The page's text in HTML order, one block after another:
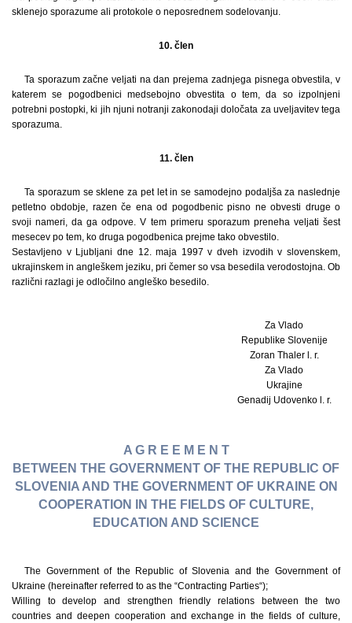
sklenejo sporazume ali protokole o neposrednem sodelovanju.
10. člen
Ta sporazum začne veljati na dan prejema zadnjega pisnega obvestila, v
katerem se pogodbenici medsebojno obvestita o tem, da so izpolnjeni
potrebni postopki, ki jih njuni notranji zakonodaji določata za uveljavitev tega
sporazuma.
11. člen
Ta sporazum se sklene za pet let in se samodejno podaljša za naslednje
petletno obdobje, razen če ena od pogodbenic pisno ne obvesti druge o
svoji nameri, da ga odpove. V tem primeru sporazum preneha veljati šest
mesecev po tem, ko druga pogodbenica prejme tako obvestilo.
Sestavljeno v Ljubljani dne 12. maja 1997 v dveh izvodih v slovenskem,
ukrajinskem in angleškem jeziku, pri čemer so vsa besedila verodostojna. Ob
različni razlagi je odločilno angleško besedilo.
Za Vlado
Republike Slovenije
Zoran Thaler l. r.
Za Vlado
Ukrajine
Genadij Udovenko l. r.
A G R E E M E N T
BETWEEN THE GOVERNMENT OF THE REPUBLIC OF
SLOVENIA AND THE GOVERNMENT OF UKRAINE ON
COOPERATION IN THE FIELDS OF CULTURE,
EDUCATION AND SCIENCE
The Government of the Republic of Slovenia and the Government of
Ukraine (hereinafter referred to as the “Contracting Parties“);
Willing to develop and strengthen friendly relations between the two
countries and deepen cooperation and exchange in the fields of culture,